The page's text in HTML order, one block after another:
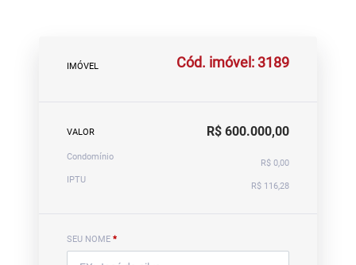
IMÓVEL Cód. imóvel: 3189
VALOR R$ 600.000,00
Condomínio
R$ 0,00
IPTU
R$ 116,28
SEU NOME *